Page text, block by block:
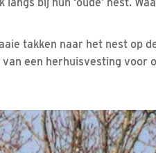
bij hun ‘oude’ nest.
takken naar het nest op
een herhuisvesting voor